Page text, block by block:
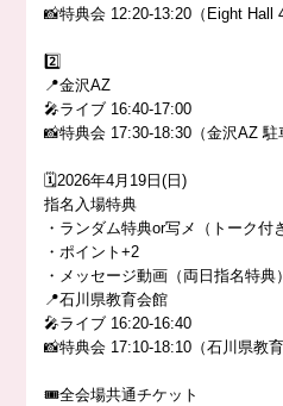
📸特典会 12:20-13:20（Eight Hall
2️⃣
📍金沢AZ
🎤ライブ 16:40-17:00
📸特典会 17:30-18:30（金沢AZ 駐
🗓️2026年4月19日(日)
指名入場特典
・ランダム特典or写メ（トーク付
・ポイント+2
・メッセージ動画（両日指名特典）
📍石川県教育会館
🎤ライブ 16:20-16:40
📸特典会 17:10-18:10（石川県教
🎟️全会場共通チケット